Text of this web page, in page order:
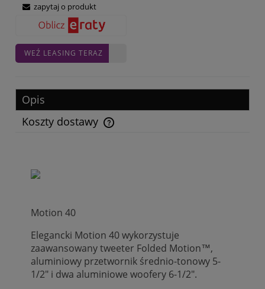
zapytaj o produkt
WEŹ LEASING TERAZ
Opis
Koszty dostawy
Cena nie zawiera ewentualnych kosztów płatności
Motion 40
Elegancki Motion 40 wykorzystuje
zaawansowany tweeter Folded Motion™,
aluminiowy przetwornik średnio-tonowy 5-
1/2" i dwa aluminiowe woofery 6-1/2".